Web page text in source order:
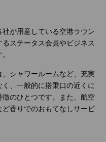
が用意している空港ラウン
ステータス会員やビジネス
シャワールームなど、充実
、一般的に搭乗口の近くに
のひとつです。また、航空
香りでのおもてなしサービ